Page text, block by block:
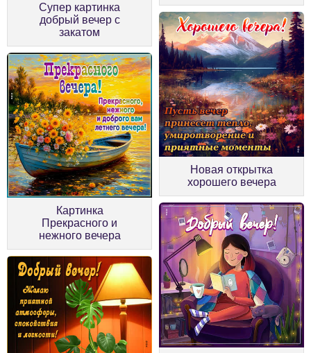
Супер картинка
добрый вечер с
закатом
Картинка
Прекрасного и
нежного вечера
Новая открытка
хорошего вечера